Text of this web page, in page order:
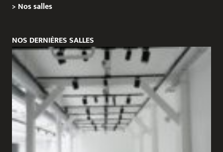
> Nos salles
NOS DERNIÈRES SALLES